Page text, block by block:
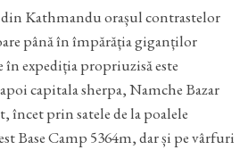
Kathmandu orașul contrastelor
până în împărăția giganților
expediția propriuzisă este
capitala sherpa, Namche Bazar
încet prin satele de la poalele
Base Camp 5364m, dar și pe vârfuri